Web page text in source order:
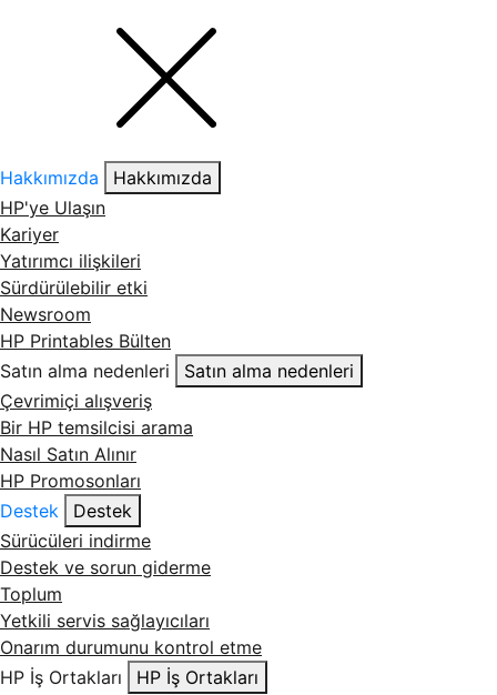
Hakkımızda
Hakkımızda
HP'ye Ulaşın
Kariyer
Yatırımcı ilişkileri
Sürdürülebilir etki
Newsroom
HP Printables Bülten
Satın alma nedenleri
Satın alma nedenleri
Çevrimiçi alışveriş
Bir HP temsilcisi arama
Nasıl Satın Alınır
HP Promosonları
Destek
Destek
Sürücüleri indirme
Destek ve sorun giderme
Toplum
Yetkili servis sağlayıcıları
Onarım durumunu kontrol etme
HP İş Ortakları
HP İş Ortakları